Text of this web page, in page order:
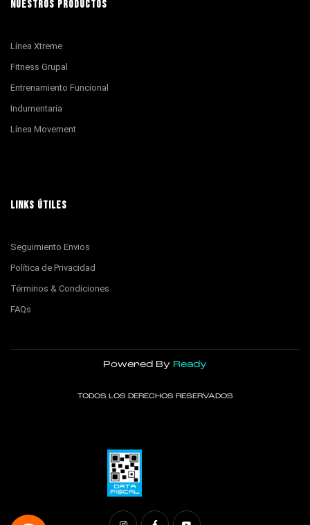
NUESTROS PRODUCTOS
Línea Xtreme
Fitness Grupal
Entrenamiento Funcional
Indumentaria
Línea Movement
LINKS ÚTILES
Seguimiento Envios
Política de Privacidad
Términos & Condiciones
FAQs
Powered By Ready
TODOS LOS DERECHOS RESERVADOS